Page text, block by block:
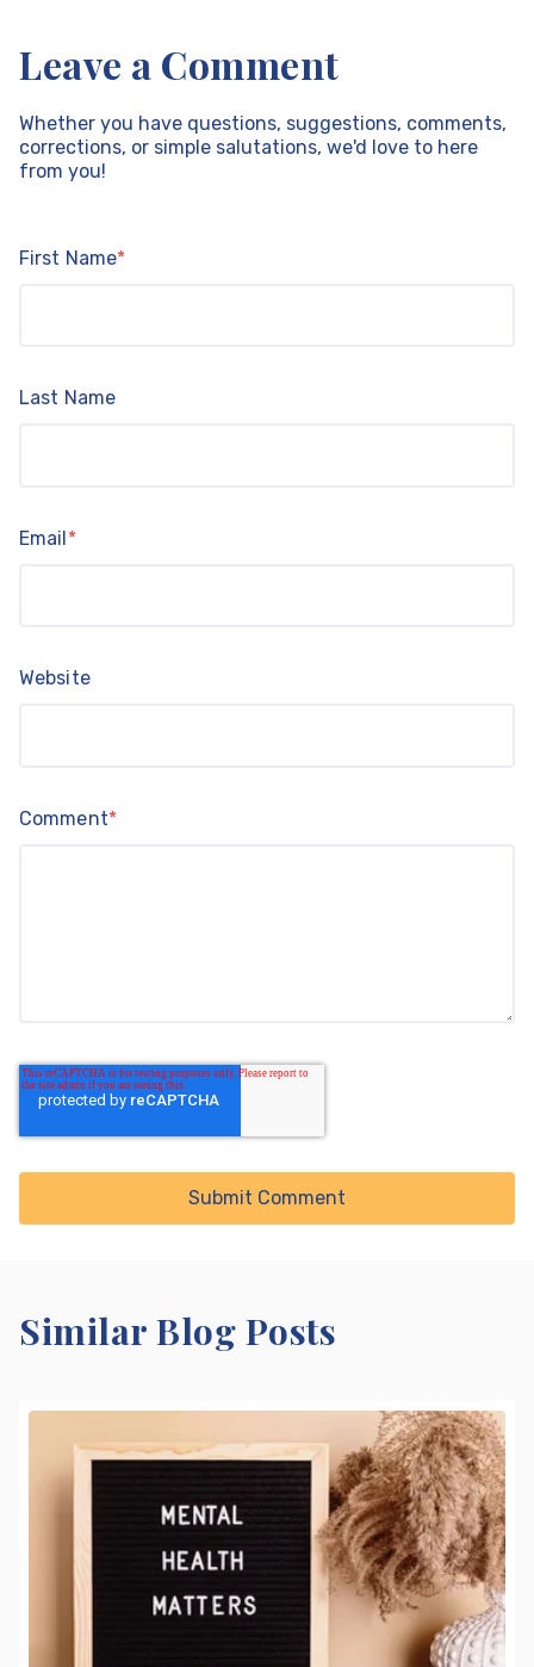
Leave a Comment
Whether you have questions, suggestions, comments,
corrections, or simple salutations, we'd love to here
from you!
First Name*
Last Name
Email*
Website
Comment*
Similar Blog Posts